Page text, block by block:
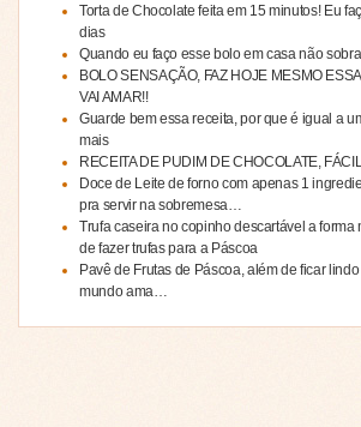
Torta de Chocolate feita em 15 minutos! Eu
dias
Quando eu faço esse bolo em casa não
BOLO SENSAÇÃO, FAZ HOJE MESMO
VAI AMAR!!
Guarde bem essa receita, por que é igual a
mais
RECEITA DE PUDIM DE CHOCOLATE,
Doce de Leite de forno com apenas 1
pra servir na sobremesa…
Trufa caseira no copinho descartável a forma
de fazer trufas para a Páscoa
Pavê de Frutas de Páscoa, além de ficar
mundo ama…